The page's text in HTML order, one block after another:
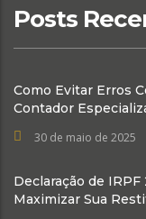
Posts
Como Evitar Erros
Contador
30 de maio de 2025
Declaração de IRPF
Maximizar Sua